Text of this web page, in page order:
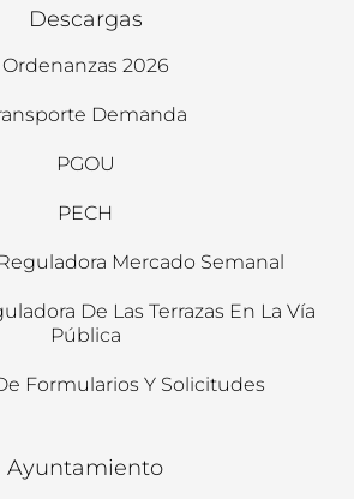
Descargas
Ordenanzas 2026
Demanda
PGOU
PECH
Mercado Semanal
De Las Terrazas En La Vía
Pública
Formularios Y Solicitudes
Ayuntamiento